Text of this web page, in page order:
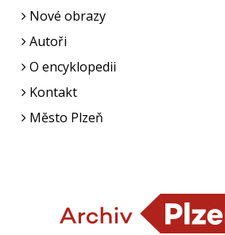
Nové obrazy
Autoři
O encyklopedii
Kontakt
Město Plzeň